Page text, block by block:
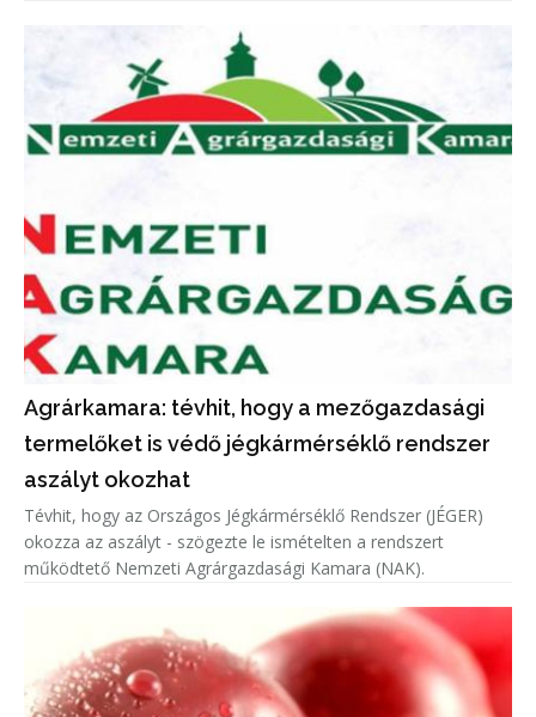
Agrárkamara: tévhit, hogy a mezőgazdasági
termelőket is védő jégkármérséklő rendszer
aszályt okozhat
Tévhit, hogy az Országos Jégkármérséklő Rendszer (JÉGER)
okozza az aszályt - szögezte le ismételten a rendszert
működtető Nemzeti Agrárgazdasági Kamara (NAK).